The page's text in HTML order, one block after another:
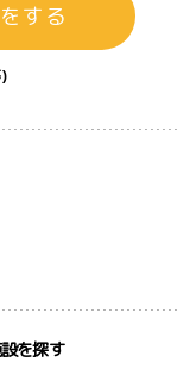
する
を探す